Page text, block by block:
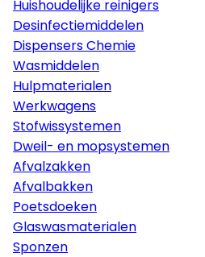
Huishoudelijke reinigers
Desinfectiemiddelen
Dispensers Chemie
Wasmiddelen
Hulpmaterialen
Werkwagens
Stofwissystemen
Dweil- en mopsystemen
Afvalzakken
Afvalbakken
Poetsdoeken
Glaswasmaterialen
Sponzen